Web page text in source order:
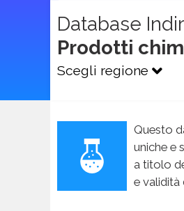
Database
Prodotti
Scegli regione
Questo
uniche e
a titolo
e validità